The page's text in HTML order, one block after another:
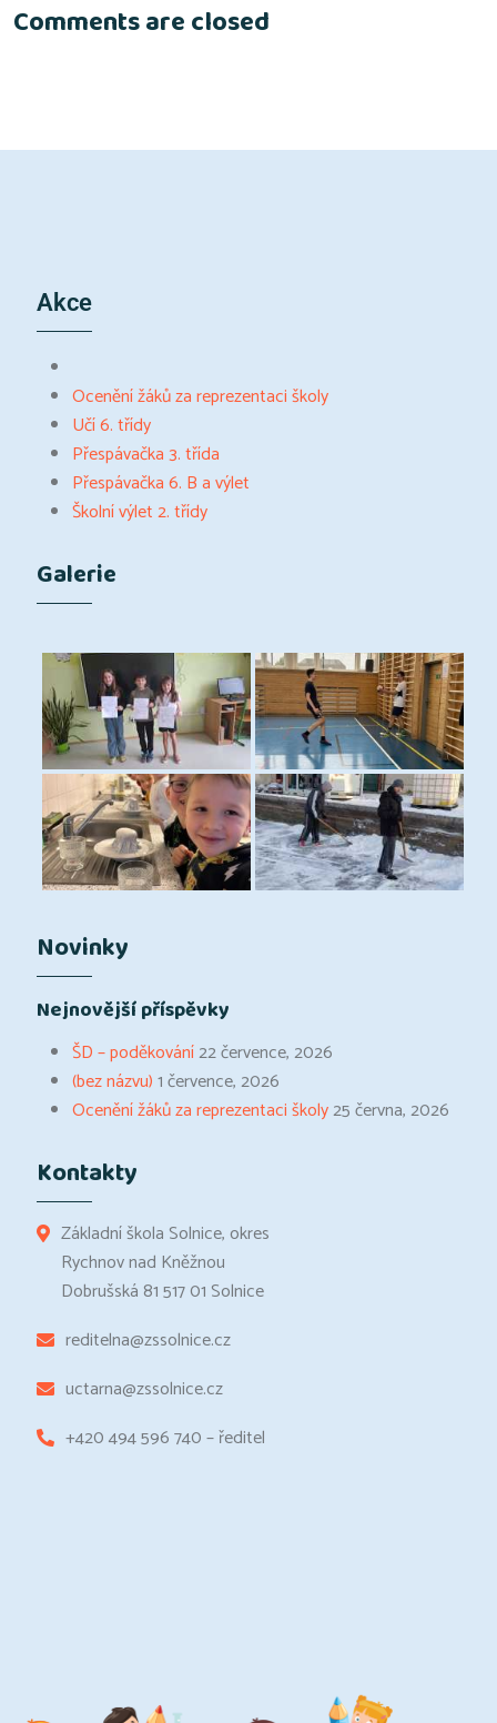
Comments are closed
Akce
Ocenění žáků za reprezentaci školy
Učí 6. třídy
Přespávačka 3. třída
Přespávačka 6. B a výlet
Školní výlet 2. třídy
Galerie
Novinky
Nejnovější příspěvky
ŠD – poděkování22 července, 2026
(bez názvu)1 července, 2026
Ocenění žáků za reprezentaci školy25 června, 2026
Kontakty
Základní škola Solnice, okres
Rychnov nad Kněžnou
Dobrušská 81 517 01 Solnice
reditelna@zssolnice.cz
uctarna@zssolnice.cz
+420 494 596 740 – ředitel